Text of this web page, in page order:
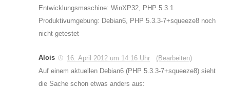
Entwicklungsmaschine: WinXP32, PHP 5.3.1
Produktivumgebung: Debian6, PHP 5.3.3-7+squeeze8 noch
nicht getestet
Alois 16. April 2012 um 14:16 Uhr
(Bearbeiten)
Auf einem aktuellen Debian6 (PHP 5.3.3-7+squeeze8) sieht
die Sache schon etwas anders aus: